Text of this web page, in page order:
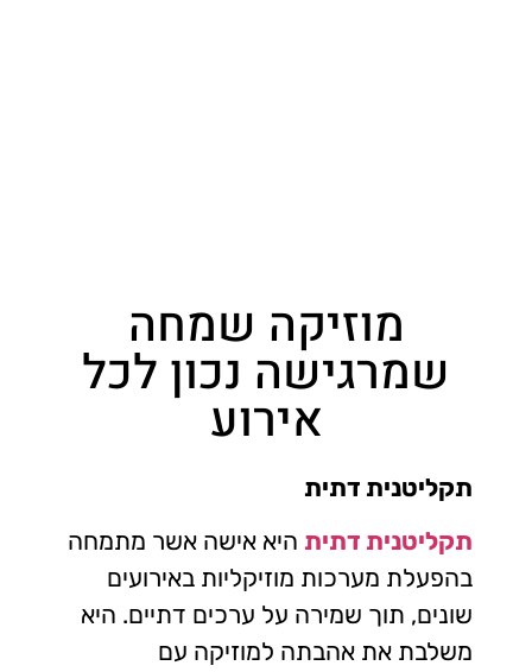
מוזיקה שמחה
שמרגישה נכון לכל
אירוע
תקליטנית דתית
תקליטנית דתית היא אישה אשר מתמחה
בהפעלת מערכות מוזיקליות באירועים
שונים, תוך שמירה על ערכים דתיים. היא
משלבת את אהבתה למוזיקה עם